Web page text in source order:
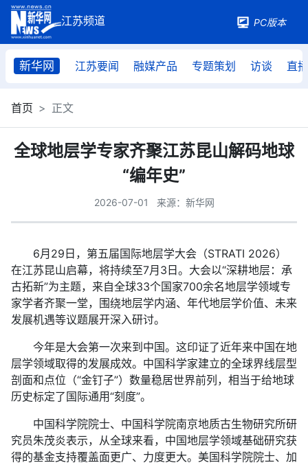
PC版本
新华网 江苏要闻 融媒产品 专题策划 访谈 直播
首页 正文
全球地层学专家齐聚江苏昆山解码地球
“编年史”
2026-07-01 来源：新华网
6月29日，第五届国际地层学大会（STRATI 2026）
在江苏昆山启幕，将持续至7月3日。大会以“深耕地层：承
古拓新”为主题，来自全球33个国家700余名地层学领域专
家学者齐聚一堂，围绕地层学内涵、年代地层学价值、未来
发展机遇等议题展开深入研讨。
今年是大会第一次来到中国。这印证了近年来中国在地
层学领域取得的发展成效。中国科学家建立的全球界线层型
剖面和点位（“金钉子”）数量稳居世界前列，相当于给地球
历史标定了国际通用“刻度”。
中国科学院院士、中国科学院南京地质古生物研究所研
究员朱茂炎表示，从全球来看，中国地层学领域基础研究获
得的基金支持覆盖面更广、力度更大。美国科学院院士、加